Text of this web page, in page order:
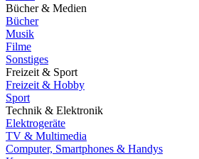
Bücher & Medien
Bücher
Musik
Filme
Sonstiges
Freizeit & Sport
Freizeit & Hobby
Sport
Technik & Elektronik
Elektrogeräte
TV & Multimedia
Computer, Smartphones & Handys